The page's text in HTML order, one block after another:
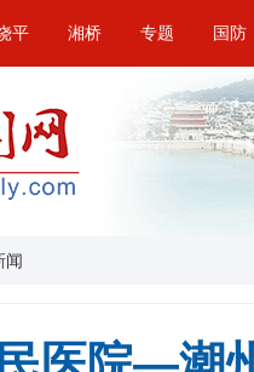
平 湘桥 专题 国防
闻